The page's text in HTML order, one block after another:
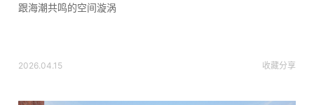
跟海潮共鸣的空间漩涡
2026.04.15 收藏分享